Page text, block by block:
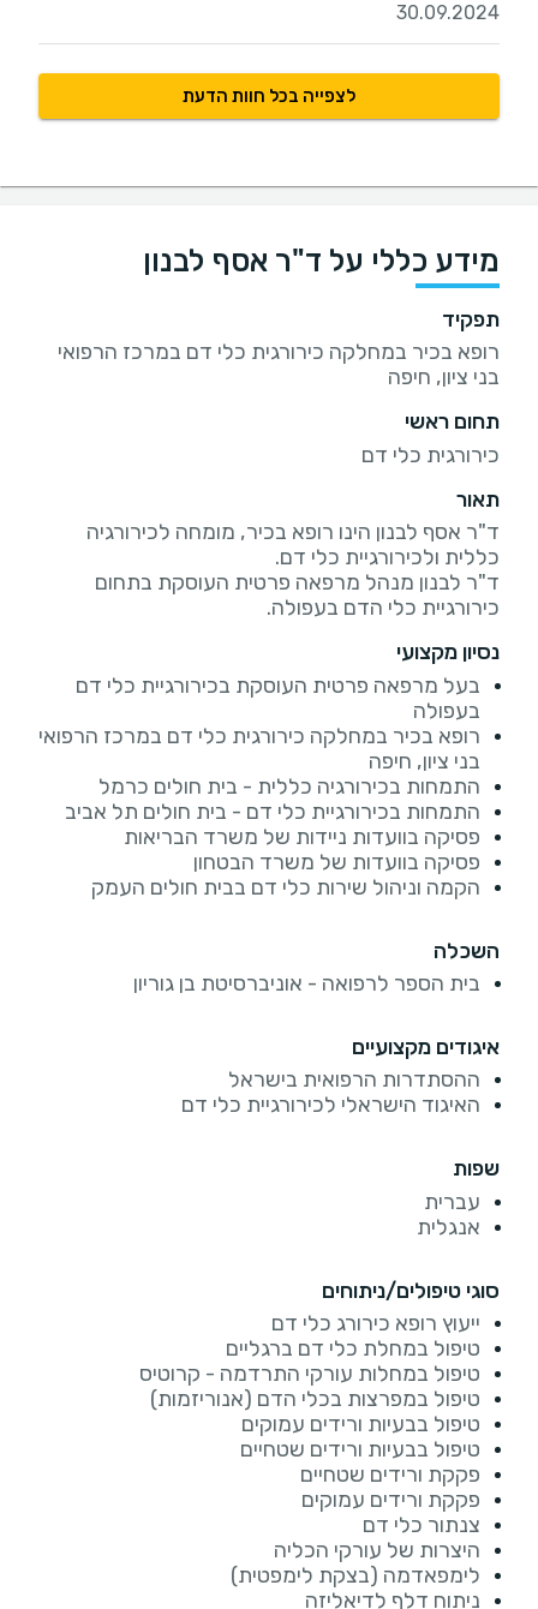
30.09.2024
לצפייה בכל חוות הדעת
מידע כללי על ד"ר אסף לבנון
תפקיד
רופא בכיר במחלקה כירורגית כלי דם במרכז הרפואי
בני ציון, חיפה
תחום ראשי
כירורגית כלי דם
תאור
ד"ר אסף לבנון הינו רופא בכיר, מומחה לכירורגיה
ד"ר לבנון מנהל מרפאה פרטית העוסקת בתחום
כירורגיית כלי הדם בעפולה.
נסיון מקצועי
בעל מרפאה פרטית העוסקת בכירורגיית כלי דם
בעפולה
רופא בכיר במחלקה כירורגית כלי דם במרכז הרפואי
בני ציון, חיפה
התמחות בכירורגיה כללית - בית חולים כרמל
התמחות בכירורגיית כלי דם - בית חולים תל אביב
פסיקה בוועדות ניידות של משרד הבריאות
פסיקה בוועדות של משרד הבטחון
הקמה וניהול שירות כלי דם בבית חולים העמק
השכלה
בית הספר לרפואה - אוניברסיטת בן גוריון
איגודים מקצועיים
ההסתדרות הרפואית בישראל
האיגוד הישראלי לכירורגיית כלי דם
שפות
עברית
אנגלית
סוגי טיפולים/ניתוחים
ייעוץ רופא כירורג כלי דם
טיפול במחלת כלי דם ברגליים
טיפול במחלות עורקי התרדמה - קרוטיס
טיפול במפרצות בכלי הדם (אנוריזמות)
טיפול בבעיות ורידים עמוקים
טיפול בבעיות ורידים שטחיים
פקקת ורידים שטחיים
פקקת ורידים עמוקים
צנתור כלי דם
היצרות של עורקי הכליה
לימפאדמה (בצקת לימפטית)
ניתוח דלף לדיאליזה